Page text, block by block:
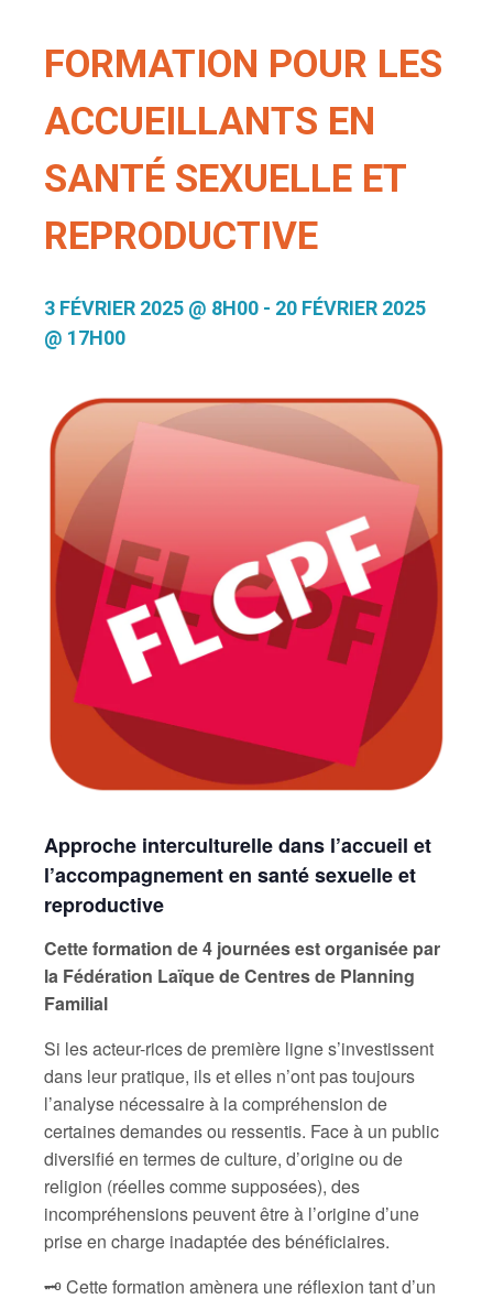
FORMATION POUR LES
ACCUEILLANTS EN
SANTÉ SEXUELLE ET
REPRODUCTIVE
3 FÉVRIER 2025 @ 8H00 - 20 FÉVRIER 2025
@ 17H00
Approche interculturelle dans l’accueil et
l’accompagnement en santé sexuelle et
reproductive
Cette formation de 4 journées est organisée par
la Fédération Laïque de Centres de Planning
Familial
Si les acteur-rices de première ligne s’investissent
dans leur pratique, ils et elles n’ont pas toujours
l’analyse nécessaire à la compréhension de
certaines demandes ou ressentis. Face à un public
diversifié en termes de culture, d’origine ou de
religion (réelles comme supposées), des
incompréhensions peuvent être à l’origine d’une
prise en charge inadaptée des bénéficiaires.
🗝 Cette formation amènera une réflexion tant d’un